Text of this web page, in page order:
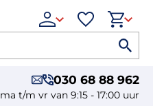
030 68 88 962
ma t/m vr van 9:15 - 17:00 uur